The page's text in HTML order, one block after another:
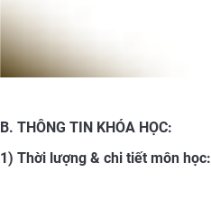
B. THÔNG TIN KHÓA HỌC:
1) Thời lượng & chi tiết môn học: